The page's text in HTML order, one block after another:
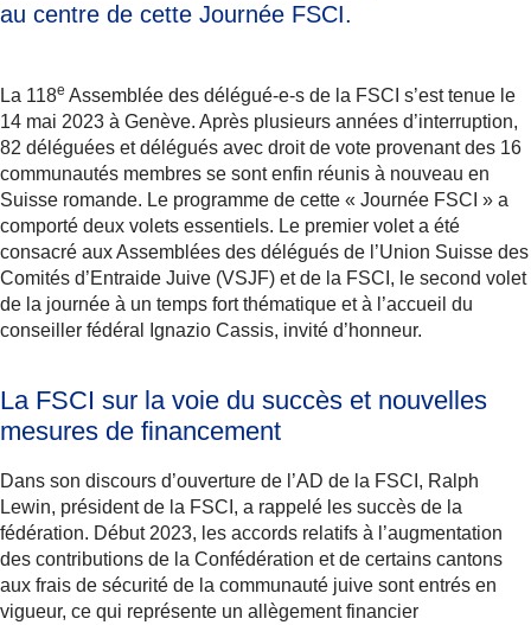
au centre de cette Journée FSCI.
La 118e Assemblée des délégué-e-s de la FSCI s’est tenue le
14 mai 2023 à Genève. Après plusieurs années d’interruption,
82 déléguées et délégués avec droit de vote provenant des 16
communautés membres se sont enfin réunis à nouveau en
Suisse romande. Le programme de cette « Journée FSCI » a
comporté deux volets essentiels. Le premier volet a été
consacré aux Assemblées des délégués de l’Union Suisse des
Comités d’Entraide Juive (VSJF) et de la FSCI, le second volet
de la journée à un temps fort thématique et à l’accueil du
conseiller fédéral Ignazio Cassis, invité d’honneur.
La FSCI sur la voie du succès et nouvelles
mesures de financement
Dans son discours d’ouverture de l’AD de la FSCI, Ralph
Lewin, président de la FSCI, a rappelé les succès de la
fédération. Début 2023, les accords relatifs à l’augmentation
des contributions de la Confédération et de certains cantons
aux frais de sécurité de la communauté juive sont entrés en
vigueur, ce qui représente un allègement financier